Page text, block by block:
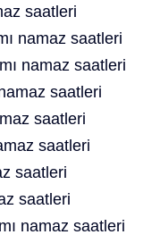
saatleri
namaz saatleri
namaz saatleri
saatleri
saatleri
saatleri
saatleri
saatleri
namaz saatleri